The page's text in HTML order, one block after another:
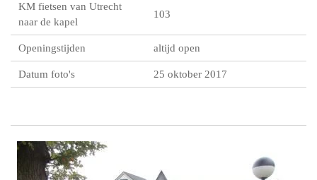
KM fietsen van Utrecht
naar de kapel
103
Openingstijden altijd open
Datum foto's 25 oktober 2017